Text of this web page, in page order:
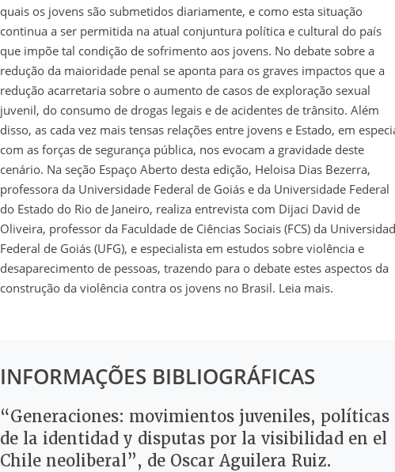
quais os jovens são submetidos diariamente, e como esta situação
continua a ser permitida na atual conjuntura política e cultural do país
que impõe tal condição de sofrimento aos jovens. No debate sobre a
redução da maioridade penal se aponta para os graves impactos que a
redução acarretaria sobre o aumento de casos de exploração sexual
juvenil, do consumo de drogas legais e de acidentes de trânsito. Além
disso, as cada vez mais tensas relações entre jovens e Estado, em
com as forças de segurança pública, nos evocam a gravidade deste
cenário. Na seção Espaço Aberto desta edição, Heloisa Dias Bezerra,
professora da Universidade Federal de Goiás e da Universidade Federal
do Estado do Rio de Janeiro, realiza entrevista com Dijaci David de
Oliveira, professor da Faculdade de Ciências Sociais (FCS) da
Federal de Goiás (UFG), e especialista em estudos sobre violência e
desaparecimento de pessoas, trazendo para o debate estes aspectos da
construção da violência contra os jovens no Brasil. Leia mais.
INFORMAÇÕES BIBLIOGRÁFICAS
“Generaciones: movimientos juveniles, políticas
de la identidad y disputas por la visibilidad en el
Chile neoliberal”, de Oscar Aguilera Ruiz.